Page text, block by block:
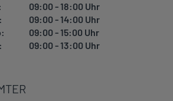
09:00 - 18:00 Uhr
09:00 - 14:00 Uhr
09:00 - 15:00 Uhr
09:00 - 13:00 Uhr